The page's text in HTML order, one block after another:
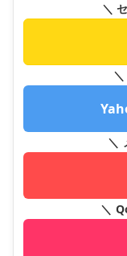
＼
＼
＼